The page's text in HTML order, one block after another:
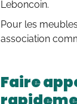
Leboncoin.
Pour les
association
Faire